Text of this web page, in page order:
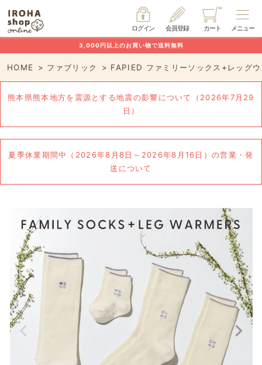
メニュー
カート
会員登録
ログイン
3,000円以上のお買い物で送料無料
HOME ファブリック FAPIED ファミリーソックス+レッグ
熊本県熊本地方を震源とする地震の影響について（2026年7月29
日）
夏季休業期間中（2026年8月8日～2026年8月16日）の営業・発
送について